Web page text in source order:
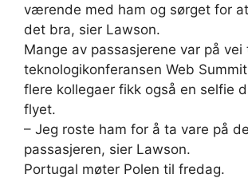
værende med ham og sørget for
det bra, sier Lawson.
Mange av passasjerene var på vei
teknologikonferansen Web
flere kollegaer fikk også en selfie
flyet.
– Jeg roste ham for å ta vare på
passasjeren, sier Lawson.
Portugal møter Polen til fredag.